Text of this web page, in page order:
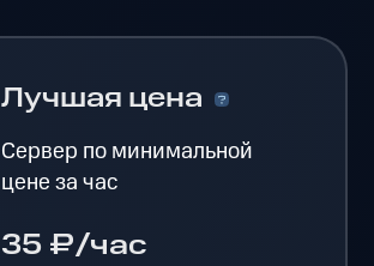
Лучшая цена
Сервер по минимальной
цене за час
35 ₽/час